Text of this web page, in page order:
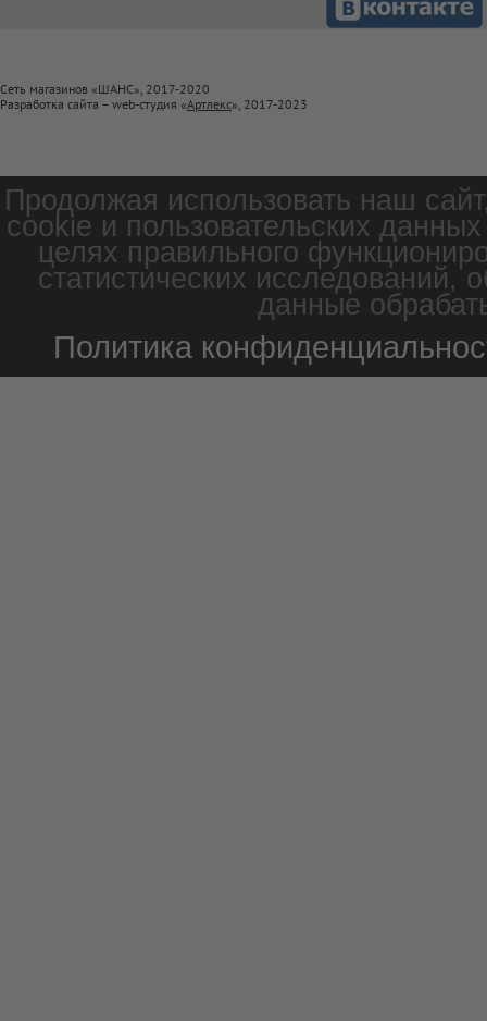
Сеть магазинов «ШАНС», 2017-2020
Разработка сайта – web-студия «Артлекс», 2017-2023
Продолжая использовать наш
cookie и пользовательских
целях правильного
статистических
данные
Политика